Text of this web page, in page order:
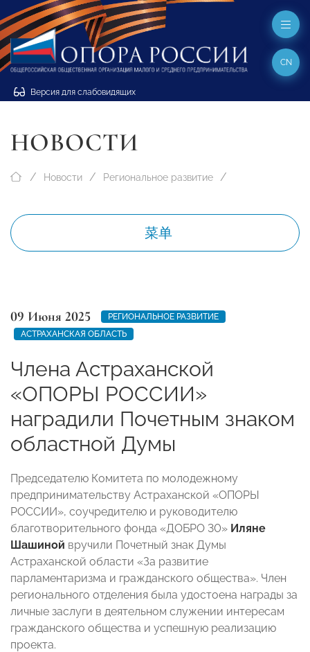
Версия для слабовидящих
CN
НОВОСТИ
Новости Региональное развитие
菜单
09 Июня 2025
РЕГИОНАЛЬНОЕ РАЗВИТИЕ
АСТРАХАНСКАЯ ОБЛАСТЬ
Члена Астраханской
«ОПОРЫ РОССИИ»
наградили Почетным знаком
областной Думы
Председателю Комитета по молодежному
предпринимательству Астраханской «ОПОРЫ
РОССИИ», соучредителю и руководителю
благотворительного фонда «ДОБРО 30» Иляне
Шашиной вручили Почетный знак Думы
Астраханской области «За развитие
парламентаризма и гражданского общества». Член
регионального отделения была удостоена награды за
личные заслуги в деятельном служении интересам
гражданского общества и успешную реализацию
проекта.